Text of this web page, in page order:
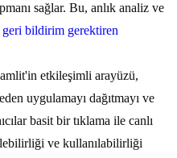
sağlar. Bu, anlık analiz ve
geri bildirim gerektiren
etkileşimli arayüzü,
uygulamayı dağıtmayı ve
basit bir tıklama ile canlı
ve kullanılabilirliği